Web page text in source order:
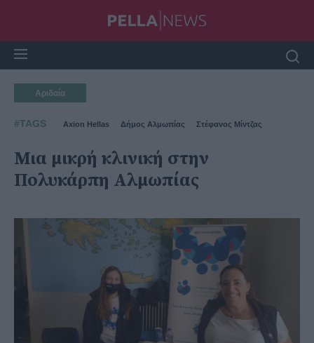
Αριδαία
#TAGS Axion Hellas Δήμος Αλμωπίας Στέφανος Μίντζας
Μια μικρή κλινική στην
Πολυκάρπη Αλμωπίας